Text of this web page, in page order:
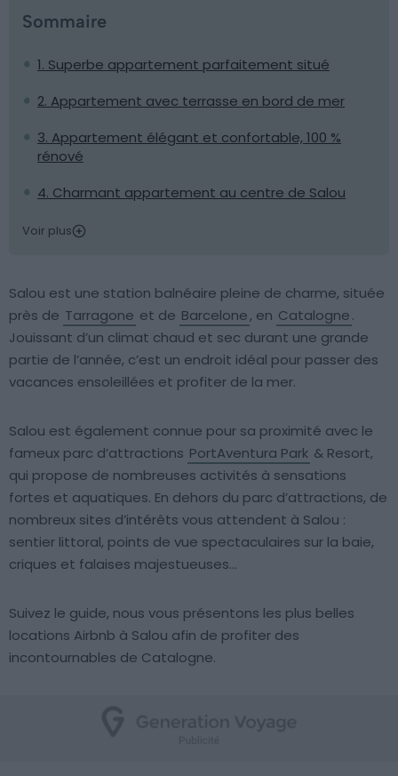
Sommaire
1. Superbe appartement parfaitement situé
2. Appartement avec terrasse en bord de mer
3. Appartement élégant et confortable, 100 %
rénové
4. Charmant appartement au centre de Salou
Voir plus
Salou est une station balnéaire pleine de charme, située
près de Tarragone et de Barcelone, en Catalogne.
Jouissant d’un climat chaud et sec durant une grande
partie de l’année, c’est un endroit idéal pour passer des
vacances ensoleillées et profiter de la mer.
Salou est également connue pour sa proximité avec le
fameux parc d’attractions PortAventura Park & Resort,
qui propose de nombreuses activités à sensations
fortes et aquatiques. En dehors du parc d’attractions, de
nombreux sites d’intérêts vous attendent à Salou :
sentier littoral, points de vue spectaculaires sur la baie,
criques et falaises majestueuses…
Suivez le guide, nous vous présentons les plus belles
locations Airbnb à Salou afin de profiter des
incontournables de Catalogne.